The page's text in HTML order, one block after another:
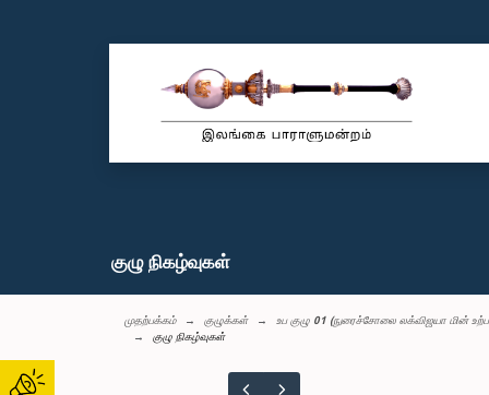
குழு நிகழ்வுகள்
முதற்பக்கம் குழுக்கள்
உப குழு 01 (நுரைச்சோலை லக்விஜயா மின்
குழு நிகழ்வுகள்